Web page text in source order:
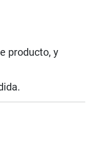
producto, y